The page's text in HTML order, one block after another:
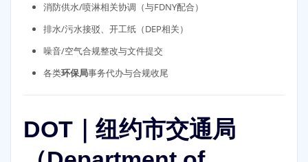
消防供水/喷淋相关协调（与FDNY配合）
排水/污水接驳、开工纸（DEP相关）
噪音/空气合规整改与文件提交
各类环保局事务代办与合规收尾
DOT｜纽约市交通局